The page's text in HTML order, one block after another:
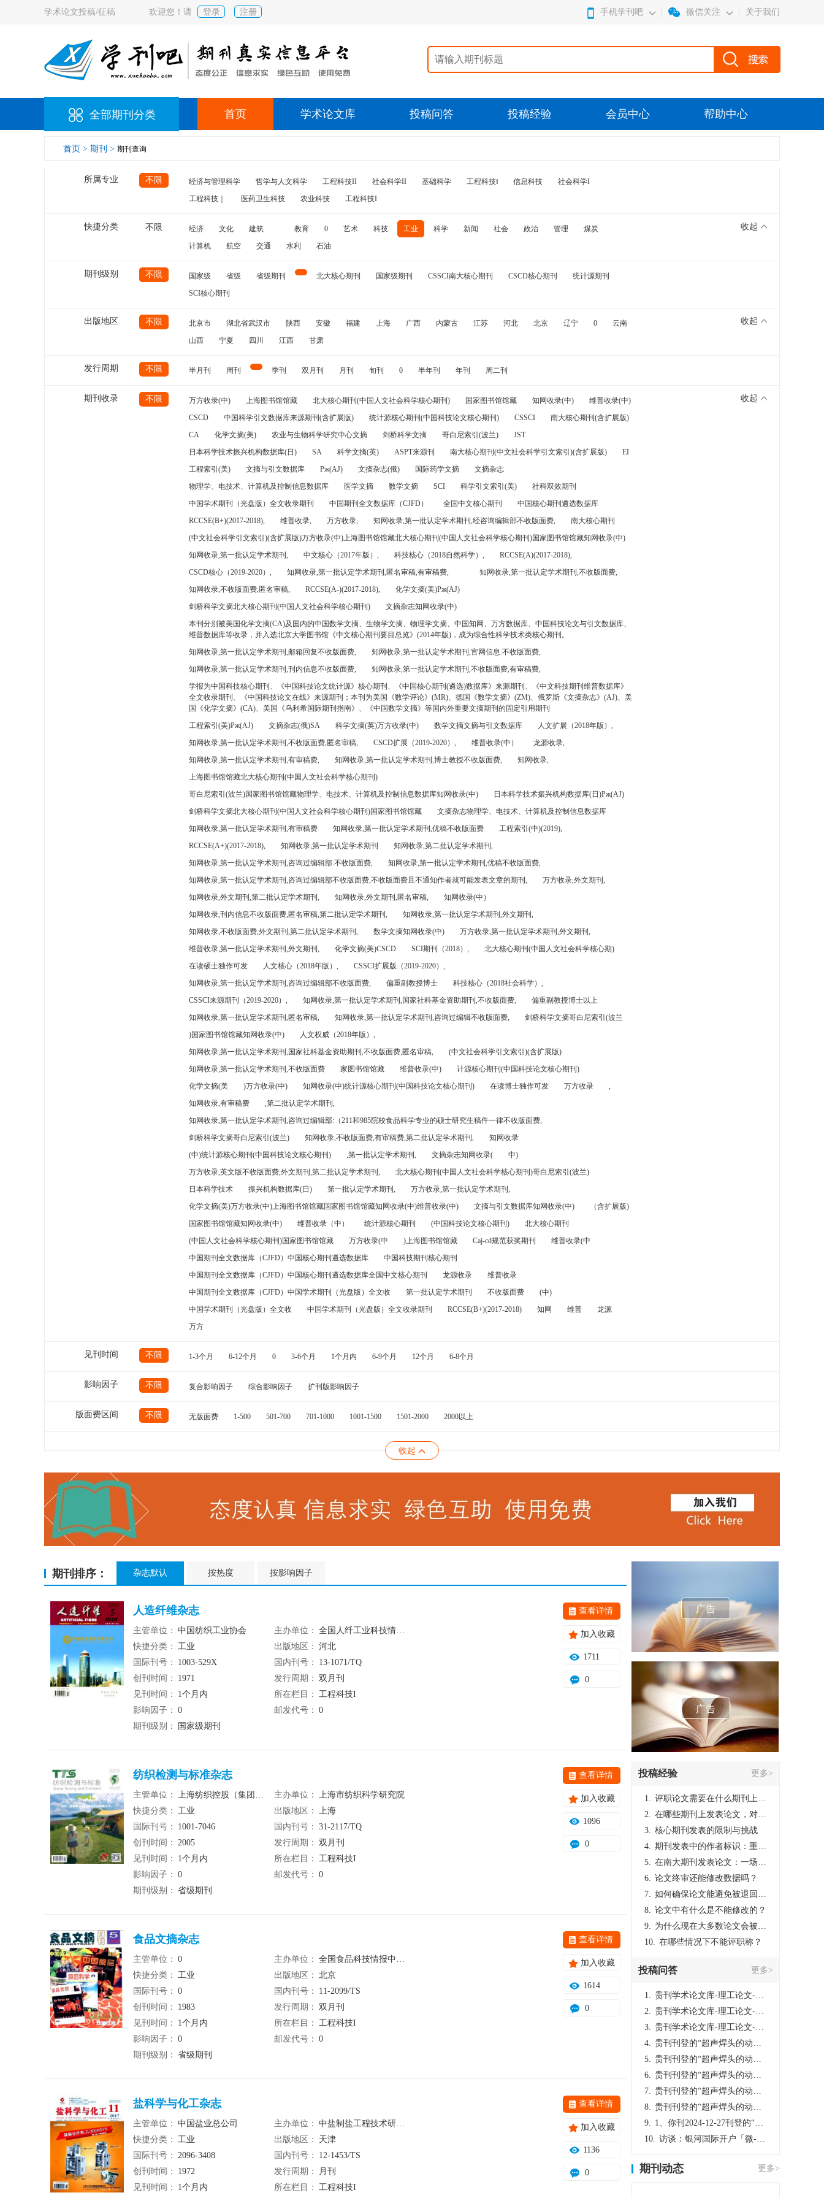
学术论文投稿/征稿 欢迎您！请 登录 注册 手机学刊吧 微信关注 关于我们
全部期刊分类 首页 学术论文库 投稿问答 投稿经验 会员中心 帮助中心
首页 > 期刊 > 期刊查询
所属专业 不限 经济与管理科学 哲学与人文科学 工程科技II 社会科学II 基础科学 工程科技‖ 信息科技
社会科学I
工程科技｜
医药卫生科技 农业科技 工程科技I
快捷分类 不限 经济 文化 建筑 教育 0 艺术 科技 工业 科学 新闻 社会 政治 管理
煤炭
计算机
航空 交通 水利 石油
收起
期刊级别 不限 国家级 省级 省级期刊 北大核心期刊 国家级期刊 CSSCI南大核心期刊 CSCD核心期刊
统计源期刊
SCI核心期刊
出版地区 不限 北京市 湖北省武汉市 陕西 安徽 福建 上海 广西 内蒙古 江苏 河北 北京 辽宁 0
云南
山西
宁夏 四川 江西 甘肃
收起
发行周期 不限 半月刊 周刊 季刊 双月刊 月刊 旬刊 0 半年刊 年刊 周二刊
期刊收录 不限 万方收录(中) 上海图书馆馆藏 北大核心期刊(中国人文社会科学核心期刊) 国家图书馆馆藏 知网收录(中)
维普收录(中)
CSCD
中国科学引文数据库来源期刊(含扩展版) 统计源核心期刊(中国科技论文核心期刊) CSSCI
南大核心期刊(含扩展版)
CA
化学文摘(美) 农业与生物科学研究中心文摘 剑桥科学文摘 哥白尼索引(波兰)
JST
日本科学技术振兴机构数据库(日)
SA 科学文摘(英) ASPT来源刊 南大核心期刊(中文社会科学引文索引)(含扩展版)
EI
工程索引(美)
文摘与引文数据库 Pж(AJ) 文摘杂志(俄) 国际药学文摘
文摘杂志
物理学、电技术、计算机及控制信息数据库
医学文摘 数学文摘 SCI 科学引文索引(美)
社科双效期刊
中国学术期刊（光盘版）全文收录期刊
中国期刊全文数据库（CJFD） 全国中文核心期刊
中国核心期刊遴选数据库
RCCSE(B+)(2017-2018),
维普收录, 万方收录, 知网收录,第一批认定学术期刊,经咨询编辑部不收版面费,
南大核心期刊
(中文社会科学引文索引)(含扩展版)万方收录(中)上海图书馆馆藏北大核心期刊(中国人文社会科学核心期刊)国家图书馆馆藏知网收录(中)
知网收录,第一批认定学术期刊,
中文核心（2017年版）, 科技核心（2018自然科学）,
RCCSE(A)(2017-2018),
CSCD核心（2019-2020）,
知网收录,第一批认定学术期刊,匿名审稿,有审稿费,
知网收录,第一批认定学术期刊,不收版面费,
知网收录,不收版面费,匿名审稿,
RCCSE(A-)(2017-2018),
化学文摘(美)Pж(AJ)
剑桥科学文摘北大核心期刊(中国人文社会科学核心期刊)
文摘杂志知网收录(中)
本刊分别被美国化学文摘(CA)及国内的中国数学文摘、生物学文摘、物理学文摘、中国知网、万方数据库、中国科技论文与引文数据库、
维普数据库等收录，并入选北京大学图书馆《中文核心期刊要目总览》(2014年版)，成为综合性科学技术类核心期刊。
知网收录,第一批认定学术期刊,邮箱回复不收版面费,
知网收录,第一批认定学术期刊,官网信息:不收版面费,
知网收录,第一批认定学术期刊,刊内信息不收版面费,
知网收录,第一批认定学术期刊,不收版面费,有审稿费,
学报为中国科技核心期刊、《中国科技论文统计源》核心期刊、《中国核心期刊(遴选)数据库》来源期刊、《中文科技期刊维普数据库》
全文收录期刊、《中国科技论文在线》来源期刊；本刊为美国《数学评论》(MR)、德国《数学文摘》(ZM)、俄罗斯《文摘杂志》(AJ)、美
国《化学文摘》(CA)、美国《乌利希国际期刊指南》、《中国数学文摘》等国内外重要文摘期刊的固定引用期刊
工程索引(美)Pж(AJ)
文摘杂志(俄)SA 科学文摘(英)万方收录(中) 数学文摘文摘与引文数据库
人文扩展（2018年版）,
知网收录,第一批认定学术期刊,不收版面费,匿名审稿,
CSCD扩展（2019-2020）, 维普收录(中）
龙源收录,
知网收录,第一批认定学术期刊,有审稿费,
知网收录,第一批认定学术期刊,博士教授不收版面费,
知网收录,
上海图书馆馆藏北大核心期刊(中国人文社会科学核心期刊)
哥白尼索引(波兰)国家图书馆馆藏物理学、电技术、计算机及控制信息数据库知网收录(中)
日本科学技术振兴机构数据库(日)Pж(AJ)
剑桥科学文摘北大核心期刊(中国人文社会科学核心期刊)国家图书馆馆藏
文摘杂志物理学、电技术、计算机及控制信息数据库
知网收录,第一批认定学术期刊,有审稿费
知网收录,第一批认定学术期刊,优稿不收版面费
工程索引(中)(2019),
RCCSE(A+)(2017-2018),
知网收录,第一批认定学术期刊
知网收录,第二批认定学术期刊,
知网收录,第一批认定学术期刊,咨询过编辑部:不收版面费,
知网收录,第一批认定学术期刊,优稿不收版面费,
知网收录,第一批认定学术期刊,咨询过编辑部不收版面费,不收版面费且不通知作者就可能发表文章的期刊,
万方收录,外文期刊,
知网收录,外文期刊,第二批认定学术期刊,
知网收录,外文期刊,匿名审稿,
知网收录(中）
知网收录,刊内信息不收版面费,匿名审稿,第二批认定学术期刊,
知网收录,第一批认定学术期刊,外文期刊,
知网收录,不收版面费,外文期刊,第二批认定学术期刊,
数学文摘知网收录(中)
万方收录,第一批认定学术期刊,外文期刊,
维普收录,第一批认定学术期刊,外文期刊,
化学文摘(美)CSCD SCI期刊（2018）,
北大核心期刊(中国人文社会科学核心期)
在读硕士独作可发
人文核心（2018年版）,
CSSCI扩展版（2019-2020）,
知网收录,第一批认定学术期刊,咨询过编辑部不收版面费,
偏重副教授博士
科技核心（2018社会科学）,
CSSCI来源期刊（2019-2020）,
知网收录,第一批认定学术期刊,国家社科基金资助期刊,不收版面费,
偏重副教授博士以上
知网收录,第一批认定学术期刊,匿名审稿,
知网收录,第一批认定学术期刊,咨询过编辑不收版面费,
剑桥科学文摘哥白尼索引(波兰
)国家图书馆馆藏知网收录(中)
人文权威（2018年版）,
知网收录,第一批认定学术期刊,国家社科基金资助期刊,不收版面费,匿名审稿,
(中文社会科学引文索引)(含扩展版)
知网收录,第一批认定学术期刊,不收版面费
家图书馆馆藏 维普收录(中)
计源核心期刊(中国科技论文核心期刊)
化学文摘(美
)万方收录(中) 知网收录(中)统计源核心期刊(中国科技论文核心期刊) 在读博士独作可发 万方收录
,
知网收录,有审稿费
,第二批认定学术期刊,
知网收录,第一批认定学术期刊,咨询过编辑部:（211和985院校食品科学专业的硕士研究生稿件一律不收版面费,
剑桥科学文摘哥白尼索引(波兰)
知网收录,不收版面费,有审稿费,第二批认定学术期刊,
知网收录
(中)统计源核心期刊(中国科技论文核心期刊)
,第一批认定学术期刊, 文摘杂志知网收录(
中)
万方收录,英文版不收版面费,外文期刊,第二批认定学术期刊,
北大核心期刊(中国人文社会科学核心期刊)哥白尼索引(波兰)
日本科学技术
振兴机构数据库(日) 第一批认定学术期刊,
万方收录,第一批认定学术期刊,
化学文摘(美)万方收录(中)上海图书馆馆藏国家图书馆馆藏知网收录(中)维普收录(中)
文摘与引文数据库知网收录(中)
（含扩展版)
国家图书馆馆藏知网收录(中)
维普收录（中） 统计源核心期刊 (中国科技论文核心期刊)
北大核心期刊
(中国人文社会科学核心期刊)国家图书馆馆藏
万方收录(中 )上海图书馆馆藏 Caj-cd规范获奖期刊
维普收录(中
中国期刊全文数据库（CJFD）中国核心期刊遴选数据库
中国科技期刊核心期刊
中国期刊全文数据库（CJFD）中国核心期刊遴选数据库全国中文核心期刊
龙源收录
维普收录
中国期刊全文数据库（CJFD）中国学术期刊（光盘版）全文收
第一批认定学术期刊 不收版面费
(中)
中国学术期刊（光盘版）全文收
中国学术期刊（光盘版）全文收录期刊 RCCSE(B+)(2017-2018) 知网 维普
龙源
万方
收起
见刊时间 不限 1-3个月 6-12个月 0 3-6个月 1个月内 6-9个月 12个月 6-8个月
影响因子 不限 复合影响因子 综合影响因子 扩刊版影响因子
版面费区间 不限 无版面费 1-500 501-700 701-1000 1001-1500 1501-2000 2000以上
收起
期刊排序： 杂志默认 按热度 按影响因子
人造纤维杂志
主管单位： 中国纺织工业协会 主办单位： 全国人纤工业科技情报站
快捷分类： 工业 出版地区： 河北
国际刊号：
1003-529X 国内刊号：
13-1071/TQ
创刊时间：
1971 发行周期： 双月刊
见刊时间：
1个月内 所在栏目： 工程科技I
影响因子： 0 邮发代号： 0
期刊级别：
国家级期刊
查看详情
加入收藏
1711
0
纺织检测与标准杂志
主管单位： 上海纺织控股（集团）公司 主办单位： 上海市纺织科学研究院
快捷分类： 工业 出版地区： 上海
国际刊号：
1001-7046 国内刊号： 31-2117/TQ
创刊时间： 2005 发行周期： 双月刊
见刊时间：
1个月内 所在栏目： 工程科技I
影响因子： 0 邮发代号： 0
期刊级别： 省级期刊
查看详情
加入收藏
1096
0
食品文摘杂志
主管单位： 0 主办单位： 全国食品科技情报中心站;北京市食品研究所
快捷分类： 工业 出版地区： 北京
国际刊号： 0 国内刊号：
11-2099/TS
创刊时间：
1983 发行周期： 双月刊
见刊时间：
1个月内 所在栏目： 工程科技I
影响因子： 0 邮发代号： 0
期刊级别： 省级期刊
查看详情
加入收藏
1614
0
盐科学与化工杂志
主管单位： 中国盐业总公司 主办单位： 中盐制盐工程技术研究院
快捷分类： 工业 出版地区：
天津
国际刊号： 2096-3408 国内刊号：
12-1453/TS
创刊时间：
1972 发行周期：
月刊
见刊时间：
1个月内 所在栏目： 工程科技I
查看详情
加入收藏
1136
0
广告
广告
投稿经验 更多>
1. 评职论文需要在什么期刊上发表？
2. 在哪些期刊上发表论文，对考研有优势？
3. 核心期刊发表的限制与挑战
4. 期刊发表中的作者标识：重要性与实践
5. 在南大期刊发表论文：一场知识探索与学术成就的旅程
6. 论文终审还能修改数据吗？
7. 如何确保论文能避免被退回：关键条件与策略
8. 论文中有什么是不能修改的？
9. 为什么现在大多数论文会被评判为AI撰写？（深度剖析查重机制下的困境与出路）
10. 在哪些情况下不能评职称？
投稿问答 更多>
1. 贵刊学术论文库-理工论文-第16页刊登的“超声焊头的动力学分析与优化设计”，作者lizhiwei，时间2024-12-27，该论文由我本人在机电工程技术2024年第10期公开发表，lizhiwei并非本人，请将文章删除，消除影响，谢谢！
2. 贵刊学术论文库-理工论文-第16页刊登的“超声焊头的动力学分析与优化设计”，作者lizhiwei，时间2024-12-27，该论文由我本人在机电工程技术2024年第10期公开发表，lizhiwei并非本人，请将文章删除，消除影响，谢谢！
3. 贵刊学术论文库-理工论文-第16页刊登的“超声焊头的动力学分析与优化设计”，作者lizhiwei，时间2024-12-27，该论文由我本人在机电工程技术2024年第10期公开发表，lizhiwei并非本人，请将文章删除，消除影响，谢谢！
4. 贵刊刊登的“超声焊头的动力学分析与优化设计”，作者lizhiwei，时间2024-12-27，该论文由我本人在机电工程技术2024年第10期公开发表，lizhiwei并非本人，请将文章删除，消除影响，谢谢！
5. 贵刊刊登的“超声焊头的动力学分析与优化设计”，作者lizhiwei，时间2024-12-27，该论文由我本人在机电工程技术2024年第10期公开发表，lizhiwei并非本人，请将文章删除，消除影响，谢谢！
6. 贵刊刊登的“超声焊头的动力学分析与优化设计”，作者lizhiwei，时间2024-12-27，该论文由我本人在机电工程技术2024年第10期公开发表，lizhiwei并非本人，请将文章删除，消除影响，谢谢！
7. 贵刊刊登的“超声焊头的动力学分析与优化设计”，作者lizhiwei，时间2024-12-27，该论文由我本人在机电工程技术2024年第10期公开发表，lizhiwei并非本人，请将文章删除，消除影响，谢谢！
8. 贵刊刊登的“超声焊头的动力学分析与优化设计”，作者lizhiwei，时间2024-12-27，该论文由我本人在机电工程技术2024年第10期公开发表，lizhiwei并非本人，请将文章删除，消除影响，谢谢！
9. 1、你刊2024-12-27刊登的“超声焊头的动力学分析与优化设计论文”，是由我本人在“机电工程技术”，在2024年第10期公开发表的，而本刊转载“lizhiwei”非本人操作，请尽快将其删除，消除不良影响。
10. 访谈：银河国际开户「微-97905670-信」上分客服开户电话在线注册现场经理。机械文明荒野生存游戏《荒野起源》超新星测试将于12月18日上午10点正式开启!本次测试资格已陆续发放!各位拓荒者们准备好了么。
期刊动态 更多>